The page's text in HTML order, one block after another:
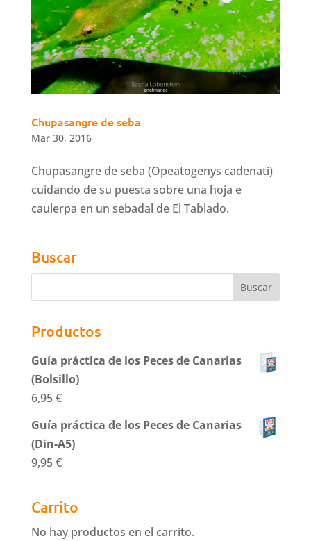
Chupasangre de seba
Mar 30, 2016
Chupasangre de seba (Opeatogenys cadenati)
cuidando de su puesta sobre una hoja e
caulerpa en un sebadal de El Tablado.
Buscar
Productos
Guía práctica de los Peces de Canarias
(Bolsillo)
6,95€
Guía práctica de los Peces de Canarias
(Din-A5)
9,95€
Carrito
No hay productos en el carrito.